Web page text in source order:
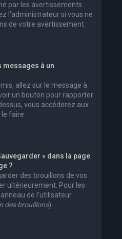
par les avertissements
l’administrateur si vous ne
de votre avertissement.
messages à un
allez sur le message à
un bouton pour rapporter
vous accéderez aux
faire.
» dans la page
?
des brouillons de vos
ultérieurement. Pour les
de l’utilisateur
des brouillons).